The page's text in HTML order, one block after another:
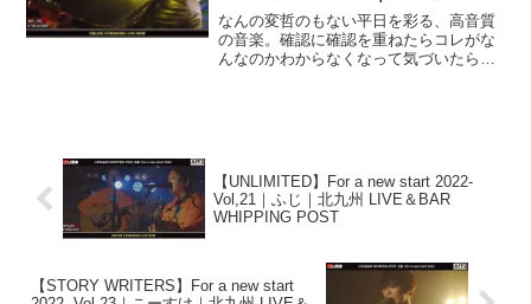
｜北九州 LIVE＆BAR WHIPPING
POST
なんの変哲のもない平日を彩る、高音質
の音楽。確認に確認を重ねたらコレがな
んなのかわからなくなって気づいたら夜
【UNLIMITED】For a new start 2022-
Vol,21｜ふじ｜北九州 LIVE＆BAR
WHIPPING POST
【STORY WRITERS】For a new start